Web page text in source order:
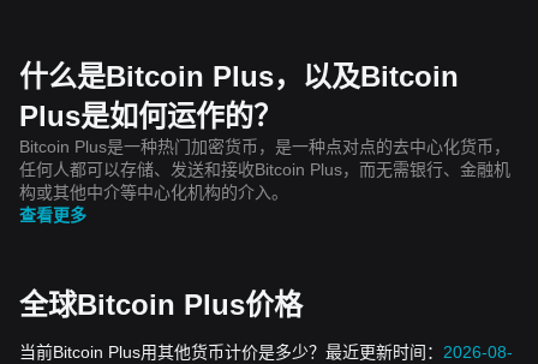
什么是Bitcoin Plus，以及Bitcoin
Plus是如何运作的？
Bitcoin Plus是一种热门加密货币，是一种点对点的去中心化货币，
任何人都可以存储、发送和接收Bitcoin Plus，而无需银行、金融机
构或其他中介等中心化机构的介入。
查看更多
全球Bitcoin Plus价格
当前Bitcoin Plus用其他货币计价是多少？最近更新时间： 2026-08-